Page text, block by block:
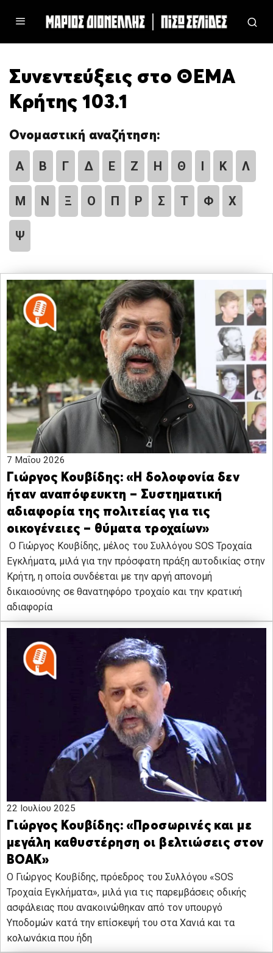
Συνεντεύξεις στο ΘΕΜΑ
Κρήτης 103.1
Ονομαστική αναζήτηση:
Α Β Γ Δ Ε Ζ Η Θ Ι Κ Λ
Μ Ν Ξ Ο Π Ρ Σ Τ Φ Χ
Ψ
7 Μαΐου 2026
Γιώργος Κουβίδης: «Η δολοφονία δεν
ήταν αναπόφευκτη – Συστηματική
αδιαφορία της πολιτείας για τις
οικογένειες – θύματα τροχαίων»
Ο Γιώργος Κουβίδης, μέλος του Συλλόγου SOS Τροχαία
Εγκλήματα, μιλά για την πρόσφατη πράξη αυτοδικίας στην
Κρήτη, η οποία συνδέεται με την αργή απονομή
δικαιοσύνης σε θανατηφόρο τροχαίο και την κρατική
αδιαφορία
22 Ιουλίου 2025
Γιώργος Κουβίδης: «Προσωρινές και με
μεγάλη καθυστέρηση οι βελτιώσεις στον
ΒΟΑΚ»
Ο Γιώργος Κουβίδης, πρόεδρος του Συλλόγου «SOS
Τροχαία Εγκλήματα», μιλά για τις παρεμβάσεις οδικής
ασφάλειας που ανακοινώθηκαν από τον υπουργό
Υποδομών κατά την επίσκεψή του στα Χανιά και τα
κολωνάκια που ήδη